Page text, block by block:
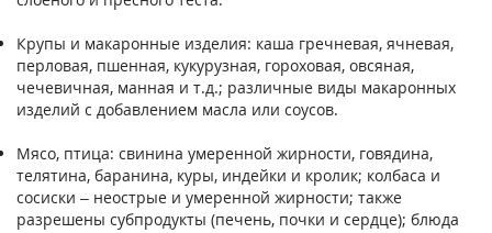
Крупы и макаронные изделия: каша гречневая, ячневая,
перловая, пшенная, кукурузная, гороховая, овсяная,
чечевичная, манная и т.д.; различные виды макаронных
изделий с добавлением масла или соусов.
Мясо, птица: свинина умеренной жирности, говядина,
телятина, баранина, куры, индейки и кролик; колбаса и
сосиски – неострые и умеренной жирности; также
разрешены субпродукты (печень, почки и сердце); блюда